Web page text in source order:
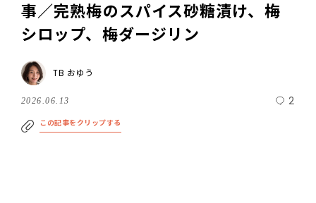
事／完熟梅のスパイス砂糖漬け、梅
シロップ、梅ダージリン
TB おゆう
2026.06.13 2
この記事をクリップする